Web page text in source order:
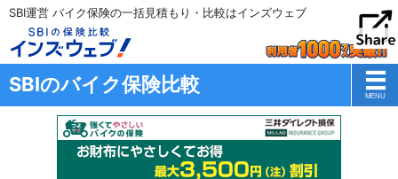
SBI運営 バイク保険の一括見積もり・比較はインズウェブ
SBIのバイク保険比較